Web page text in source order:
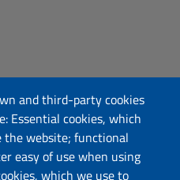
and third-party cookies
Essential cookies, which
the website; functional
easy of use when using
which we use to